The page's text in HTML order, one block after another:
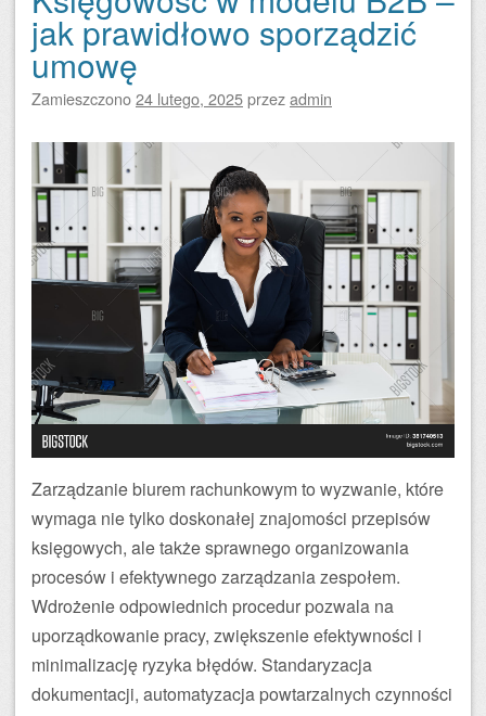
jak prawidłowo sporządzić
umowę
Zamieszczono24 lutego, 2025przezadmin
Zarządzanie biurem rachunkowym to wyzwanie, które
wymaga nie tylko doskonałej znajomości przepisów
księgowych, ale także sprawnego organizowania
procesów i efektywnego zarządzania zespołem.
Wdrożenie odpowiednich procedur pozwala na
uporządkowanie pracy, zwiększenie efektywności i
minimalizację ryzyka błędów. Standaryzacja
dokumentacji, automatyzacja powtarzalnych czynności